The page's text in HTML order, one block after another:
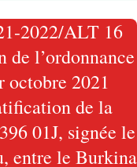
2022/ALT 16
l’ordonnance
octobre 2021
de la
01J, signée le
entre le Burkina